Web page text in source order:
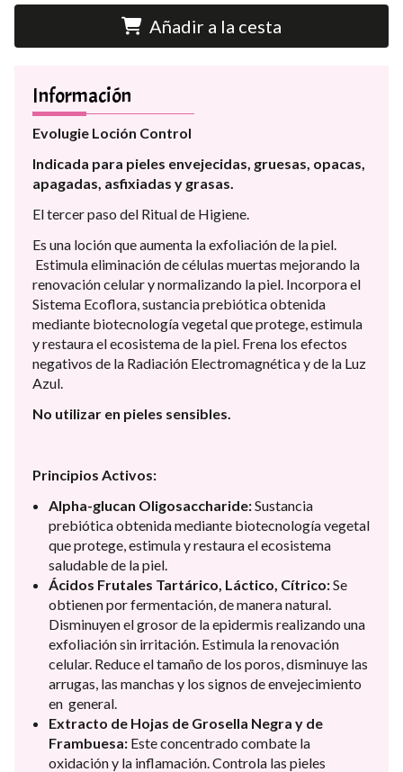
Añadir a la cesta
Información
Evolugie Loción Control
Indicada para pieles envejecidas, gruesas, opacas,
apagadas, asfixiadas y grasas.
El tercer paso del Ritual de Higiene.
Es una loción que aumenta la exfoliación de la piel.
Estimula eliminación de células muertas mejorando la
renovación celular y normalizando la piel. Incorpora el
Sistema Ecoflora, sustancia prebiótica obtenida
mediante biotecnología vegetal que protege, estimula
y restaura el ecosistema de la piel. Frena los efectos
negativos de la Radiación Electromagnética y de la Luz
Azul.
No utilizar en pieles sensibles.
Principios Activos:
Alpha-glucan Oligosaccharide:Sustancia
prebiótica obtenida mediante biotecnología vegetal
que protege, estimula y restaura el ecosistema
saludable de la piel.
Ácidos Frutales Tartárico, Láctico, Cítrico:Se
obtienen por fermentación, de manera natural.
Disminuyen el grosor de la epidermis realizando una
exfoliación sin irritación. Estimula la renovación
celular. Reduce el tamaño de los poros, disminuye las
arrugas, las manchas y los signos de envejecimiento
en general.
Extracto de Hojas de Grosella Negra y de
Frambuesa: Este concentrado combate la
oxidación y la inflamación. Controla las pieles